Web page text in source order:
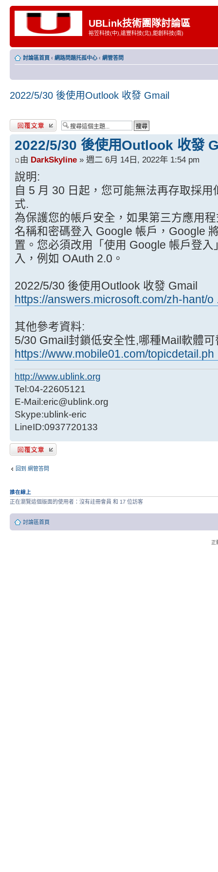
UBLink技術團隊討論區
裕笠科技(中),遠豐科技(北),鉅創科技(南)
討論區首頁 ‹ 網路問題托孤中心 ‹ 網管答問
2022/5/30 後使用Outlook 收發 Gmail
發表回覆
2022/5/30 後使用Outlook 收發
由 DarkSkyline » 週二 6月 14日, 2022年 1:54 pm
說明:
自 5 月 30 日起，您可能無法再存取採
式.
為保護您的帳戶安全，如果第三方應用
名稱和密碼登入 Google 帳戶，Google
置。您必須改用「使用 Google 帳戶登
入，例如 OAuth 2.0。
2022/5/30 後使用Outlook 收發 Gmail
https://answers.microsoft.com/zh-hant/o
其他參考資料:
5/30 Gmail封鎖低安全性,哪種Mail軟體
https://www.mobile01.com/topicdetail.ph
http://www.ublink.org
Tel:04-22605121
E-Mail:eric@ublink.org
Skype:ublink-eric
LineID:0937720133
發表回覆
回到 網管答問
誰在線上
正在瀏覽這個版面的使用者：沒有註冊會員 和 17 位訪客
討論區首頁
正